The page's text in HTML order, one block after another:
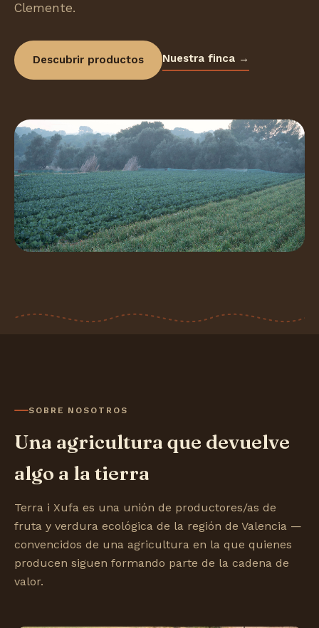
Clemente.
Descubrir productos Nuestra finca →
SOBRE NOSOTROS
Una agricultura que devuelve
algo a la tierra
Terra i Xufa es una unión de productores/as de
fruta y verdura ecológica de la región de Valencia —
convencidos de una agricultura en la que quienes
producen siguen formando parte de la cadena de
valor.